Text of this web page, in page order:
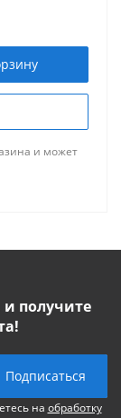
и может
получите
на обработку